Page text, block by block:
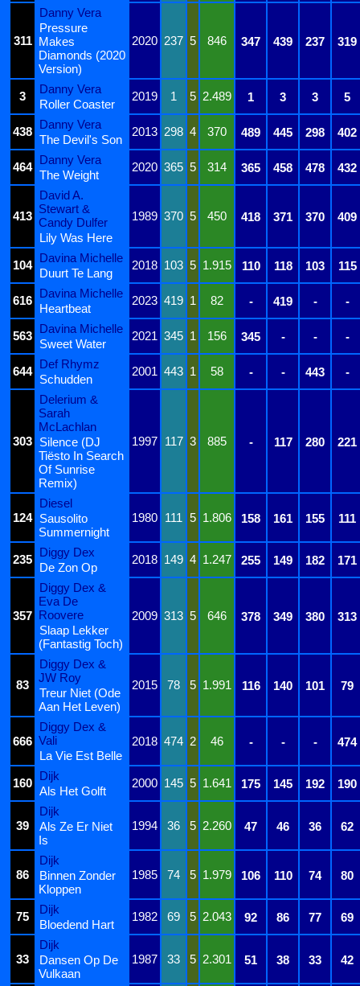
311
Danny Vera
2020 237 5 846 347 439 237 319
Pressure
Makes
Diamonds (2020
Version)
3
Danny Vera
2019 1 5 2.489 1 3 3 5
Roller Coaster
438
Danny Vera
2013 298 4 370 489 445 298 402
The Devil's Son
464
Danny Vera
2020 365 5 314 365 458 478 432
The Weight
413
David A.
Stewart &
Candy Dulfer
1989 370 5 450 418 371 370
409
Lily Was Here
104
Davina Michelle
2018 103 5 1.915 110 118 103 115
Duurt Te Lang
616
Davina Michelle
2023 419 1 82 - 419 - -
Heartbeat
563
Davina Michelle
2021 345 1 156 345 - - -
Sweet Water
644
Def Rhymz
2001 443 1 58 - - 443 -
Schudden
303
Delerium &
Sarah
McLachlan
1997 117 3 885 - 117 280 221
Silence (DJ
Tiësto In Search
Of Sunrise
Remix)
124
Diesel
1980 111 5 1.806 158 161 155 111
Sausolito
Summernight
235
Diggy Dex
2018 149 4 1.247 255 149 182 171
De Zon Op
357
Diggy Dex &
Eva De
Roovere
2009 313 5 646 378 349 380
313
Slaap Lekker
(Fantastig Toch)
83
Diggy Dex &
JW Roy
2015 78 5 1.991 116 140 101 79
Treur Niet (Ode
Aan Het Leven)
666
Diggy Dex &
Vali
2018 474 2 46 - - -
474
La Vie Est Belle
160
Dijk
2000 145 5 1.641 175 145 192 190
Als Het Golft
39
Dijk
1994
36 5 2.260 47 46 36 62
Als Ze Er Niet
Is
86
Dijk
1985
74 5 1.979 106 110 74 80
Binnen Zonder
Kloppen
75
Dijk
1982 69 5 2.043 92 86 77 69
Bloedend Hart
33
Dijk
1987
33 5 2.301 51 38 33 42
Dansen Op De
Vulkaan